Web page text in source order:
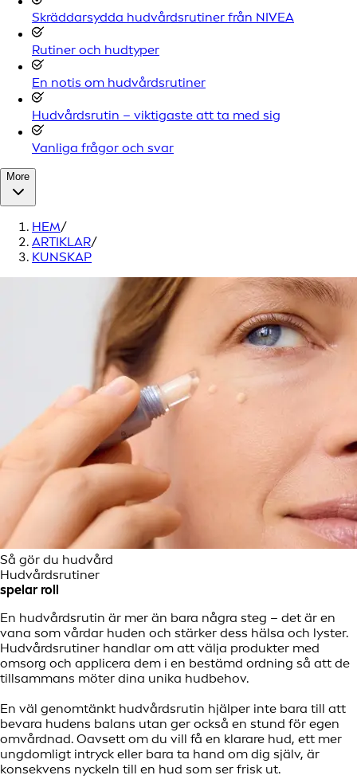
Skräddarsydda hudvårdsrutiner från NIVEA
Rutiner och hudtyper
En notis om hudvårdsrutiner
Hudvårdsrutin – viktigaste att ta med sig
Vanliga frågor och svar
More
HEM/
ARTIKLAR/
KUNSKAP
Så gör du hudvård
Hudvårdsrutiner
spelar roll
En hudvårdsrutin är mer än bara några steg – det är en
vana som vårdar huden och stärker dess hälsa och lyster.
Hudvårdsrutiner handlar om att välja produkter med
omsorg och applicera dem i en bestämd ordning så att de
tillsammans möter dina unika hudbehov.
En väl genomtänkt hudvårdsrutin hjälper inte bara till att
bevara hudens balans utan ger också en stund för egen
omvårdnad. Oavsett om du vill få en klarare hud, ett mer
ungdomligt intryck eller bara ta hand om dig själv, är
konsekvens nyckeln till en hud som ser frisk ut.